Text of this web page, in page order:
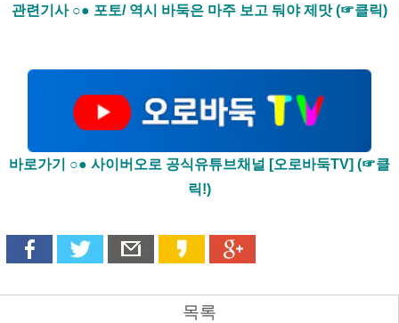
관련기사 ○● 포토/ 역시 바둑은 마주 보고 둬야 제맛 (☞클릭)
바로가기 ○● 사이버오로 공식유튜브채널 [오로바둑TV] (☞클
릭!)
목록